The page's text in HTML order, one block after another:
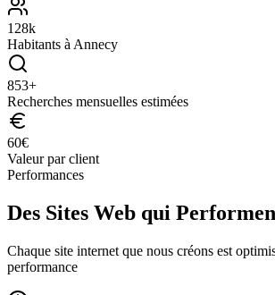
128k
Habitants àAnnecy
853+
Recherches mensuelles estimées
60€
Valeur par client
Performances
Des Sites Web qui
Chaque site internet que nous créons est
performance